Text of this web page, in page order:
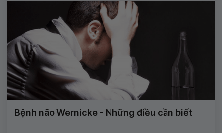
Bệnh não Wernicke - Những điều cần biết